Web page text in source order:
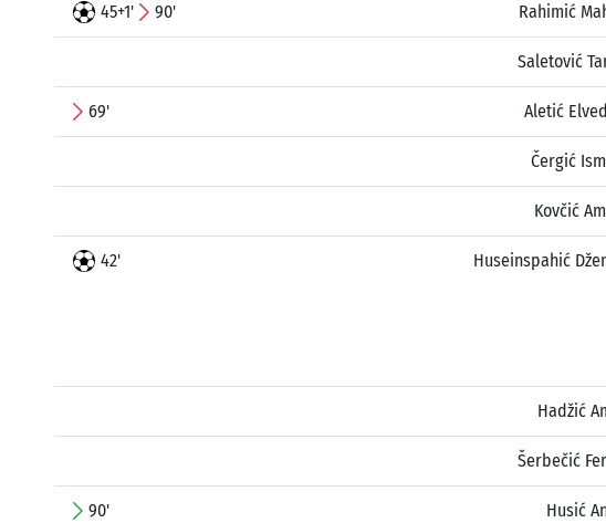
45+1' 90' Rahimić
Saletović
69' Aletić
Čergić
Kovčić
42' Huseinspahić
Hadžić
Šerbečić
90' Husić